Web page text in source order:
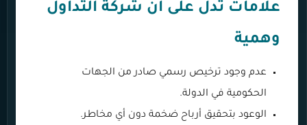
علامات تدل على أن شركة التداول
وهمية
عدم وجود ترخيص رسمي صادر من الجهات
الحكومية في الدولة.
الوعود بتحقيق أرباح ضخمة دون أي مخاطر.